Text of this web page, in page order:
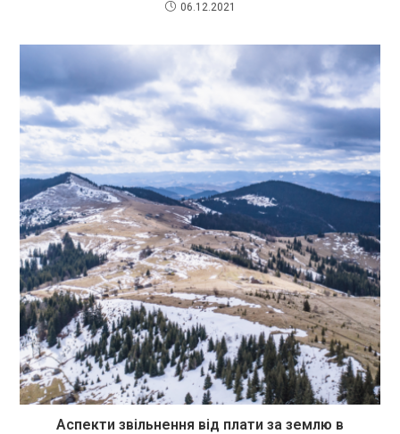
06.12.2021
Аспекти звільнення від плати за землю в